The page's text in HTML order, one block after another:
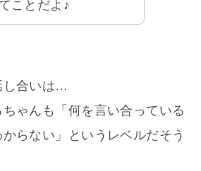
ことだよ♪
し合いは…
ゃんも「何を言い合っている
らない」というレベルだそう